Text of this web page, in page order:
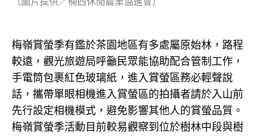
梅嶺賞螢季有鑑於茶園地區有多處屬原始林，路程
較遠，觀光旅遊局呼籲民眾能協助配合管制工作，
手電筒包裹紅色玻璃紙，進入賞螢區務必輕聲說
話，攜帶單眼相機進入賞螢區的拍攝者請於入山前
先行設定相機模式，避免影響其他人的賞螢品質。
梅嶺賞螢季活動目前較易觀察到位於樹林中段與樹